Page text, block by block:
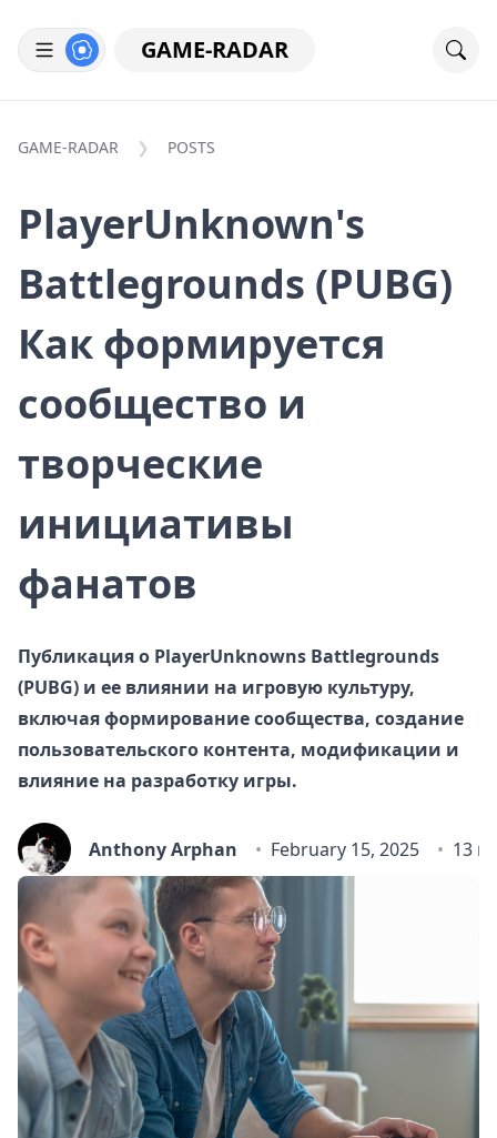
GAME-RADAR
GAME-RADAR POSTS
PlayerUnknown's
Battlegrounds (PUBG)
Как формируется
сообщество и
творческие
инициативы
фанатов
Публикация о PlayerUnknowns Battlegrounds
(PUBG) и ее влиянии на игровую культуру,
включая формирование сообщества, создание
пользовательского контента, модификации и
влияние на разработку игры.
Anthony Arphan February 15, 2025 13